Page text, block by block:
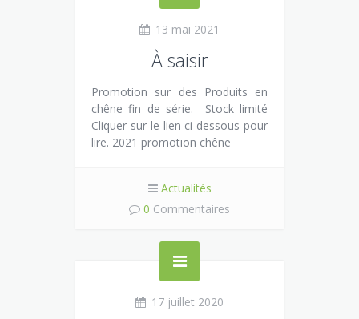
13 mai 2021
À saisir
Promotion sur des Produits en
chêne fin de série. Stock limité
Cliquer sur le lien ci dessous pour
lire. 2021 promotion chêne
Actualités
0 Commentaires
17 juillet 2020